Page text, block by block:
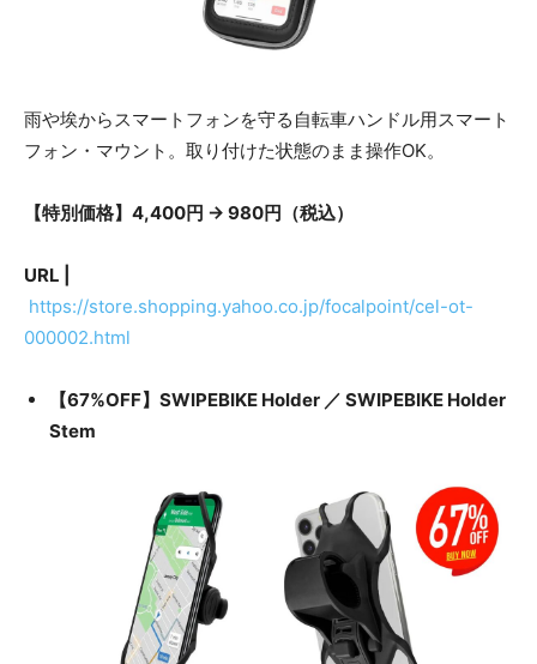
雨や埃からスマートフォンを守る自転車ハンドル用スマート
フォン・マウント。取り付けた状態のまま操作OK。
【特別価格】4,400円 → 980円（税込）
URL |
https://store.shopping.yahoo.co.jp/focalpoint/cel-ot-
000002.html
【67%OFF】SWIPEBIKE Holder ／ SWIPEBIKE Holder
Stem